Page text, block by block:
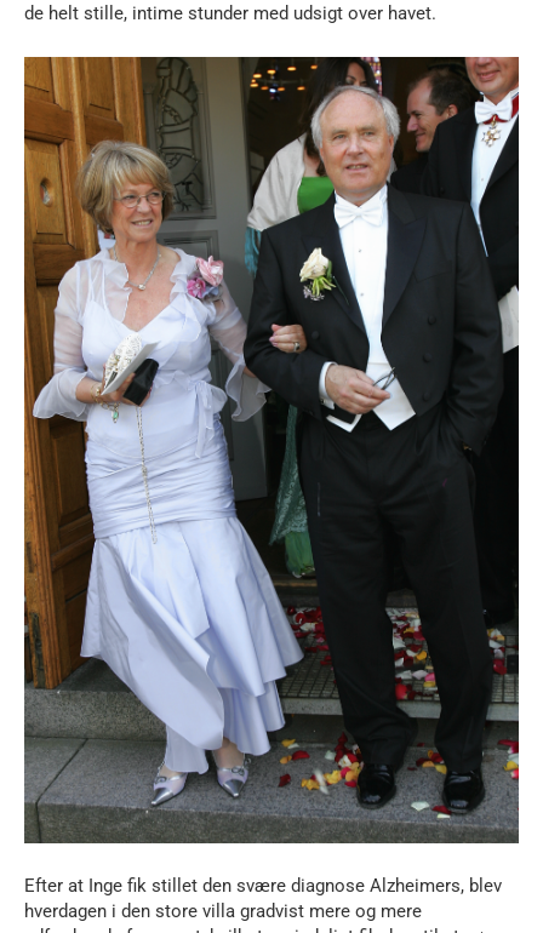
de helt stille, intime stunder med udsigt over havet.
Efter at Inge fik stillet den svære diagnose Alzheimers, blev
hverdagen i den store villa gradvist mere og mere